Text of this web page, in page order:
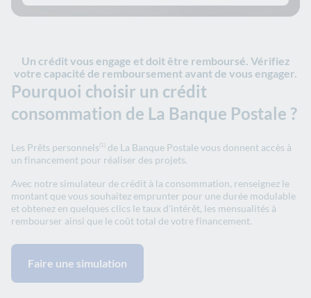
Un crédit vous engage et doit être remboursé. Vérifiez
votre capacité de remboursement avant de vous engager.
Pourquoi choisir un crédit
consommation de La Banque Postale ?
Les Prêts personnels (1) de La Banque Postale vous donnent accès à
un financement pour réaliser des projets.
Avec notre simulateur de crédit à la consommation, renseignez le
montant que vous souhaitez emprunter pour une durée modulable
et obtenez en quelques clics le taux d'intérêt, les mensualités à
rembourser ainsi que le coût total de votre financement.
Faire une simulation